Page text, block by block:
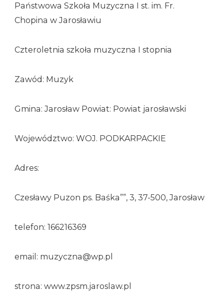
Państwowa Szkoła Muzyczna I st. im. Fr.
Chopina w Jarosławiu
Czteroletnia szkoła muzyczna I stopnia
Zawód: Muzyk
Gmina: Jarosław Powiat: Powiat jarosławski
Województwo: WOJ. PODKARPACKIE
Adres:
Czesławy Puzon ps. Baśka””, 3, 37-500, Jarosław
telefon: 166216369
email: muzyczna@wp.pl
strona: www.zpsm.jaroslaw.pl